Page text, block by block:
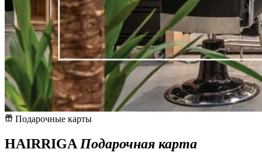
Подарочные карты
HAIRRIGA Подарочная карта